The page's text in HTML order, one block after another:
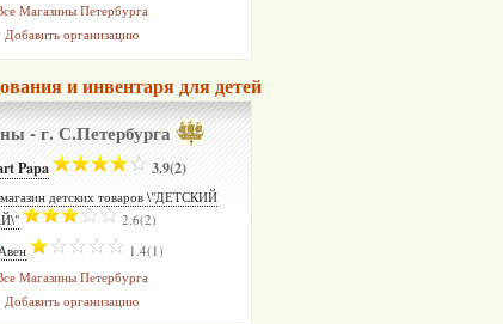
Магазины Петербурга
Добавить организацию
и инвентаря для детей
- г. С.Петербурга
Papa­ 3.9(2)
детских товаров \"ДЕТСКИЙ
2.6(2)
1.4(1)
Магазины Петербурга
Добавить организацию